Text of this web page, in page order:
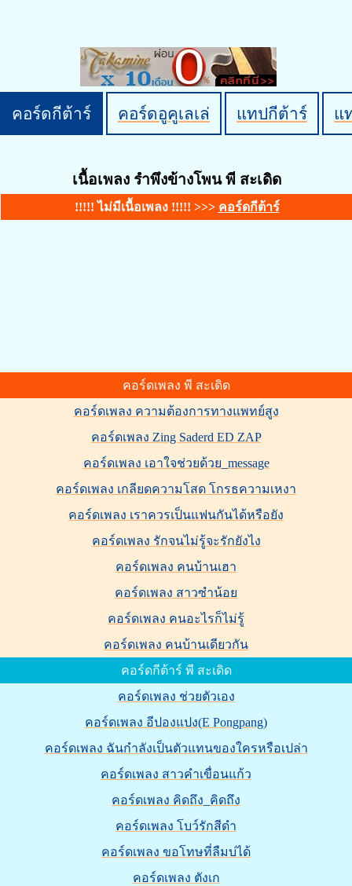
คอร์ดกีต้าร์ คอร์ดอูคูเลเล่ แทปกีต้าร์ แ
เนื้อเพลง รำพึงข้างโพน พี สะเดิด
!!!!! ไม่มีเนื้อเพลง !!!!! >>> คอร์ดกีต้าร์
คอร์ดเพลง พี สะเดิด
คอร์ดเพลง ความต้องการทางแพทย์สูง
คอร์ดเพลง Zing Saderd ED ZAP
คอร์ดเพลง เอาใจช่วยด้วย_message
คอร์ดเพลง เกลียดความโสด โกรธความเหงา
คอร์ดเพลง เราควรเป็นแฟนกันได้หรือยัง
คอร์ดเพลง รักจนไม่รู้จะรักยังไง
คอร์ดเพลง คนบ้านเฮา
คอร์ดเพลง สาวซำน้อย
คอร์ดเพลง คนอะไรก็ไม่รู้
คอร์ดเพลง คนบ้านเดียวกัน
คอร์ดกีต้าร์ พี สะเดิด
คอร์ดเพลง ช่วยตัวเอง
คอร์ดเพลง อีปองแปง(E Pongpang)
คอร์ดเพลง ฉันกำลังเป็นตัวแทนของใครหรือเปล่า
คอร์ดเพลง สาวคำเขื่อนแก้ว
คอร์ดเพลง คิดถึง_คิดถึง
คอร์ดเพลง โบว์รักสีดำ
คอร์ดเพลง ขอโทษที่ลืมบ่ได้
คอร์ดเพลง ตังเก